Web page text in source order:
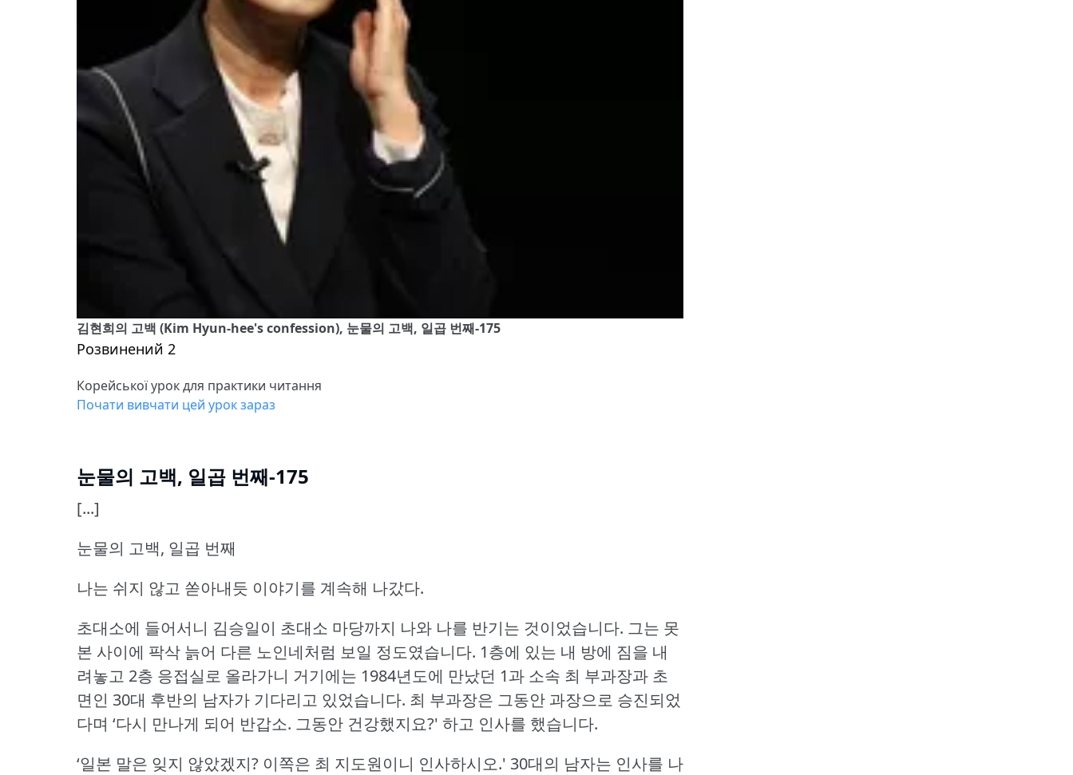
김현희의 고백 (Kim Hyun-hee's confession), 눈물의 고백, 일곱 번째-175
Розвинений 2
Корейської урок для практики читання
Почати вивчати цей урок зараз
눈물의 고백, 일곱 번째-175
[...]
눈물의 고백, 일곱 번째
나는 쉬지 않고 쏟아내듯 이야기를 계속해 나갔다.
초대소에 들어서니 김승일이 초대소 마당까지 나와 나를 반기는 것이었습니다. 그는 못
본 사이에 팍삭 늙어 다른 노인네처럼 보일 정도였습니다. 1층에 있는 내 방에 짐을 내
려놓고 2층 응접실로 올라가니 거기에는 1984년도에 만났던 1과 소속 최 부과장과 초
면인 30대 후반의 남자가 기다리고 있었습니다. 최 부과장은 그동안 과장으로 승진되었
다며 ‘다시 만나게 되어 반갑소. 그동안 건강했지요?' 하고 인사를 했습니다.
‘일본 말은 잊지 않았겠지? 이쪽은 최 지도원이니 인사하시오.' 30대의 남자는 인사를 나